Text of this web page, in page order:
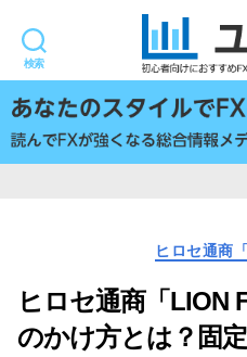
検索
ヒロセ通商
ヒロセ通商「LION
のかけ方とは？固